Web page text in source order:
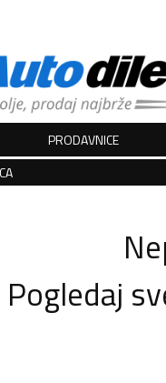
PRODAVNICE
Pogledaj